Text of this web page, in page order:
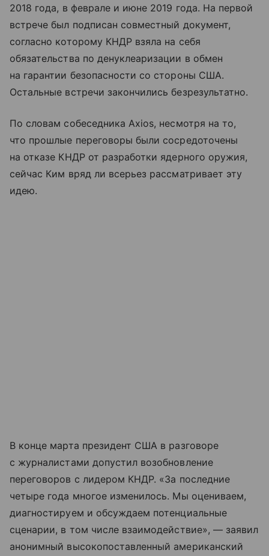
2018 года, в феврале и июне 2019 года. На первой
встрече был подписан совместный документ,
согласно которому КНДР взяла на себя
обязательства по денуклеаризации в обмен
на гарантии безопасности со стороны США.
Остальные встречи закончились безрезультатно.
По словам собеседника Axios, несмотря на то,
что прошлые переговоры были сосредоточены
на отказе КНДР от разработки ядерного оружия,
сейчас Ким вряд ли всерьез рассматривает эту
идею.
В конце марта президент США в разговоре
с журналистами допустил возобновление
переговоров с лидером КНДР. «За последние
четыре года многое изменилось. Мы оцениваем,
диагностируем и обсуждаем потенциальные
сценарии, в том числе взаимодействие», — заявил
анонимный высокопоставленный американский